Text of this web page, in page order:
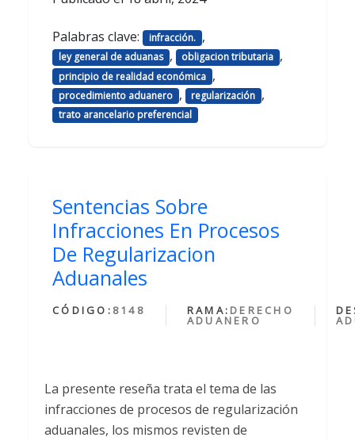
Palabras clave: infracción. ,
ley general de aduanas , obligacion tributaria ,
principio de realidad económica ,
procedimiento aduanero , regularización ,
trato arancelario preferencial
Sentencias Sobre
Infracciones En Procesos
De Regularizacion
Aduanales
CÓDIGO: 8148 RAMA: DERECHO
ADUANERO
La presente reseña trata el tema de las
infracciones de procesos de regularización
aduanales, los mismos revisten de